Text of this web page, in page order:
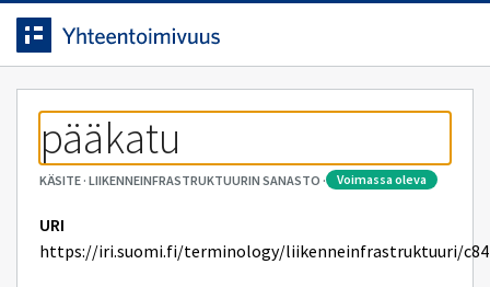
Siirrytty
sivulle
Siirry suoraan sisältöön.
pääkatu
KÄSITE· LIIKENNEINFRASTRUKTUURIN SANASTO · voimassa oleva
URI
https://iri.suomi.fi/terminology/liikenneinfrastruktuuri/c84